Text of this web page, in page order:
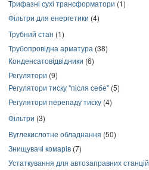
Трифазні сухі трансформатори (1)
Фільтри для енергетики (4)
Трубний стан (1)
Трубопровідна арматура (38)
Конденсатовідвідники (6)
Регулятори (9)
Регулятори тиску "після себе" (5)
Регулятори перепаду тиску (4)
Фільтри (3)
Вуглекислотне обладнання (50)
Знищувачі комарів (7)
Устаткування для автозаправних станцій